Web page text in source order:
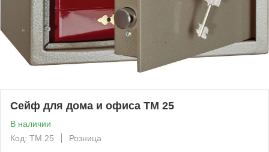
Сейф для дома и офиса ТМ 25
В наличии
Код: ТМ 25
Розница